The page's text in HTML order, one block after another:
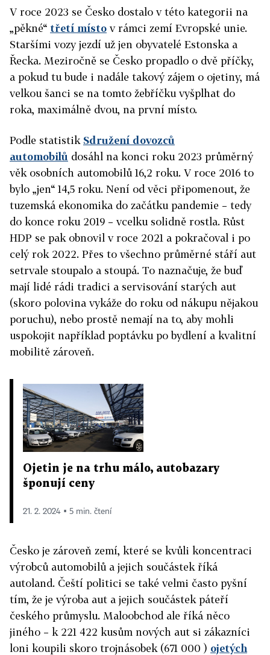
V roce 2023 se Česko dostalo v této kategorii na
„pěkné“ třetí místo v rámci zemí Evropské unie.
Staršími vozy jezdí už jen obyvatelé Estonska a
Řecka. Meziročně se Česko propadlo o dvě příčky,
a pokud tu bude i nadále takový zájem o ojetiny, má
velkou šanci se na tomto žebříčku vyšplhat do
roka, maximálně dvou, na první místo.
Podle statistik Sdružení dovozců
automobilů dosáhl na konci roku 2023 průměrný
věk osobních automobilů 16,2 roku. V roce 2016 to
bylo „jen“ 14,5 roku. Není od věci připomenout, že
tuzemská ekonomika do začátku pandemie – tedy
do konce roku 2019 – vcelku solidně rostla. Růst
HDP se pak obnovil v roce 2021 a pokračoval i po
celý rok 2022. Přes to všechno průměrné stáří aut
setrvale stoupalo a stoupá. To naznačuje, že buď
mají lidé rádi tradici a servisování starých aut
(skoro polovina vykáže do roku od nákupu nějakou
poruchu), nebo prostě nemají na to, aby mohli
uspokojit například poptávku po bydlení a kvalitní
mobilitě zároveň.
Ojetin je na trhu málo, autobazary
šponují ceny
21. 2. 2024 ▪ 5 min. čtení
Česko je zároveň zemí, které se kvůli koncentraci
výrobců automobilů a jejich součástek říká
autoland. Čeští politici se také velmi často pyšní
tím, že je výroba aut a jejich součástek páteří
českého průmyslu. Maloobchod ale říká něco
jiného – k 221 422 kusům nových aut si zákazníci
loni koupili skoro trojnásobek (671 000 ) ojetých